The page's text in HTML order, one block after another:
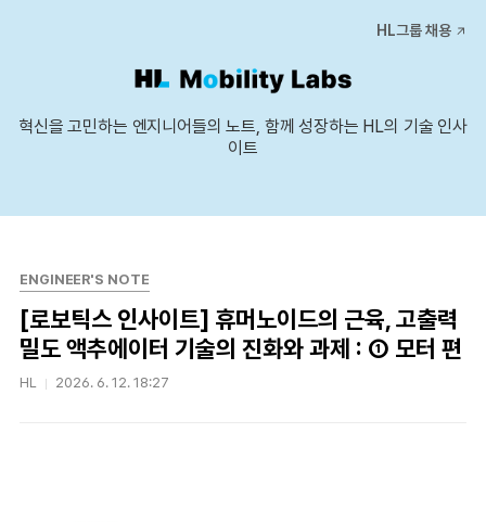
HL그룹 채용
혁신을 고민하는 엔지니어들의 노트, 함께 성장하는 HL의 기술 인사
이트
ENGINEER'S NOTE
[로보틱스 인사이트] 휴머노이드의 근육, 고출력
밀도 액추에이터 기술의 진화와 과제 : ① 모터 편
HL 2026. 6. 12. 18:27